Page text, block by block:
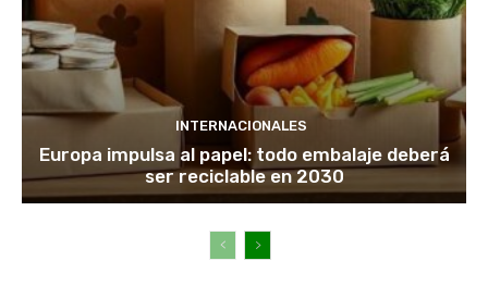
INTERNACIONALES
Europa impulsa al papel: todo embalaje deberá
ser reciclable en 2030